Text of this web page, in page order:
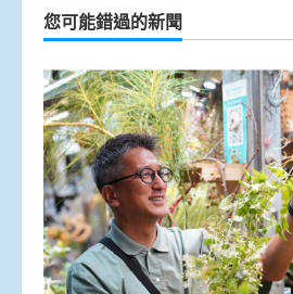
您可能錯過的新聞